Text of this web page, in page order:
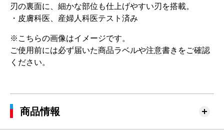
刃の裏面に、細かな部位も仕上げやすい刃を搭載。
・皮膚科医、産婦人科医テスト済み
※こちらの画像はイメージです。
ご使用前には必ず届いた商品ラベルや注意書きをご確認
ください。
商品情報